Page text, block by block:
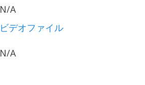
N/A
ビデオファイル
N/A